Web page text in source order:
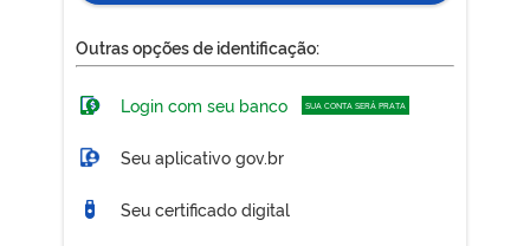
Outras opções de identificação:
Login com seu banco SUA CONTA SERÁ PRATA
Seu aplicativo gov.br
Seu certificado digital